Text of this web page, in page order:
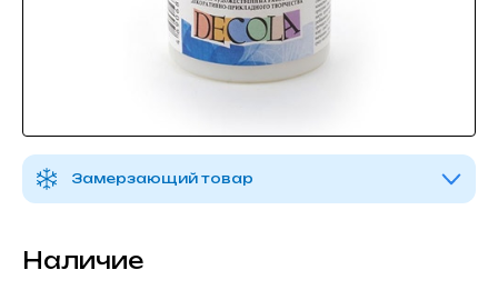
Замерзающий товар
Наличие